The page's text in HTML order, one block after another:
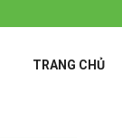
TRANG CHỦ